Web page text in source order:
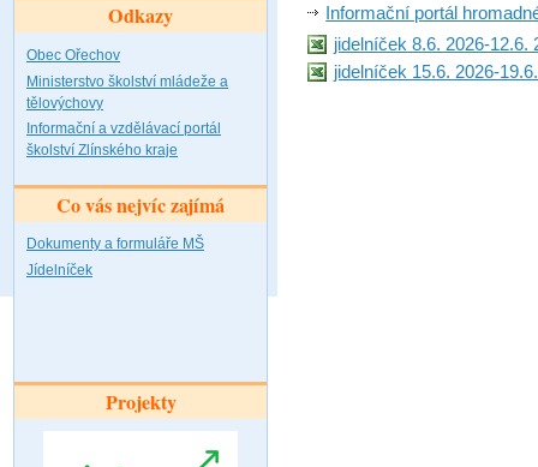
Odkazy
Obec Ořechov
Ministerstvo školství mládeže a
tělovýchovy
Informační a vzdělávací portál
školství Zlínského kraje
Co vás nejvíc zajímá
Dokumenty a formuláře MŠ
Jídelníček
Projekty
Informační portál
jidelníček 8.6. 2026-12.6.
jidelníček 15.6. 2026-